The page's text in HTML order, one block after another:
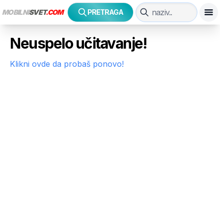
MOBILNISVET.COM PRETRAGA
Neuspelo učitavanje!
Klikni ovde da probaš ponovo!